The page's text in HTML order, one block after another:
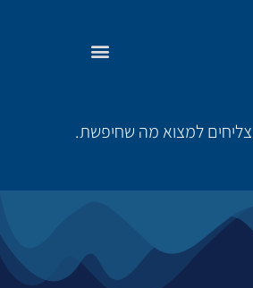
למצוא מה שחיפשת.